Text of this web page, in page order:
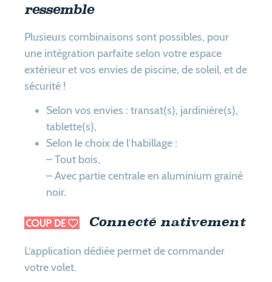
ressemble
Plusieurs combinaisons sont possibles, pour
une intégration parfaite selon votre espace
extérieur et vos envies de piscine, de soleil, et de
sécurité !
Selon vos envies : transat(s), jardinière(s),
tablette(s),
Selon le choix de l’habillage :
– Tout bois,
– Avec partie centrale en aluminium grainé
noir.
Connecté nativement
L’application dédiée permet de commander
votre volet.